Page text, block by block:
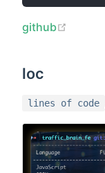
github
loc
lines of code